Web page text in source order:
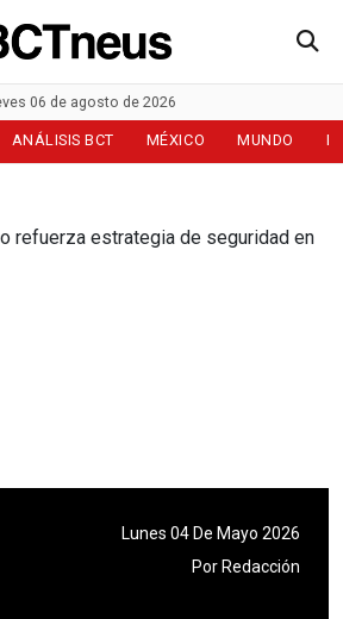
06 de agosto de 2026
ANÁLISIS BCT MÉXICO MUNDO
Lunes 04 De Mayo 2026
Por Redacción